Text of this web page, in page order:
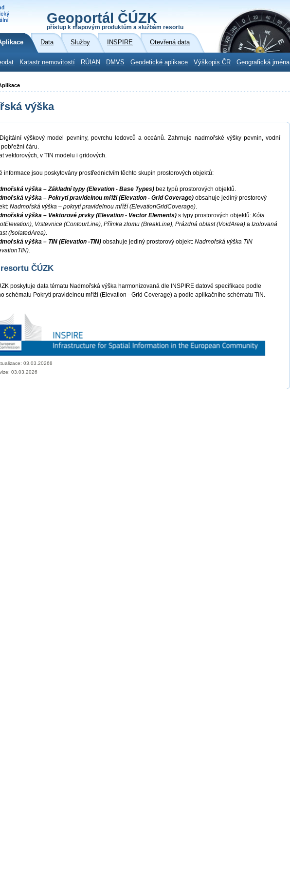
Geoportál ČÚZK
přístup k mapovým produktům a službám resortu
Data Služby INSPIRE Otevřená data
Katastr nemovitostí RÚIAN DMVS Geodetické aplikace Výškopis ČR Geografická jména
výška
Digitální výškový model pevniny, povrchu ledovců a oceánů. Zahrnuje nadmořské výšky pevnin, vodní
čáru.
vektorových, v TIN modelu i gridových.
informace jsou poskytovány prostřednictvím těchto skupin prostorových objektů:
výška – Základní typy (Elevation - Base Types) bez typů prostorových objektů.
výška – Pokrytí pravidelnou mříží (Elevation - Grid Coverage) obsahuje jediný prostorový
Nadmořská výška – pokrytí pravidelnou mříží (ElevationGridCoverage).
výška – Vektorové prvky (Elevation - Vector Elements) s typy prostorových objektů: Kóta
Vrstevnice (ContourLine), Přímka zlomu (BreakLine), Prázdná oblast (VoidArea) a Izolovaná
(IsolatedArea).
výška – TIN (Elevation -TIN) obsahuje jediný prostorový objekt: Nadmořská výška TIN
.
ČÚZK
poskytuje data tématu Nadmořská výška harmonizovaná dle INSPIRE datové specifikace podle
schématu Pokrytí pravidelnou mříží (Elevation - Grid Coverage) a podle aplikačního schématu TIN.
03.03.20268
03.03.2026